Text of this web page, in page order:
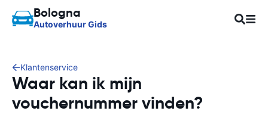
Bologna
Autoverhuur Gids
Klantenservice
Waar kan ik mijn
vouchernummer vinden?